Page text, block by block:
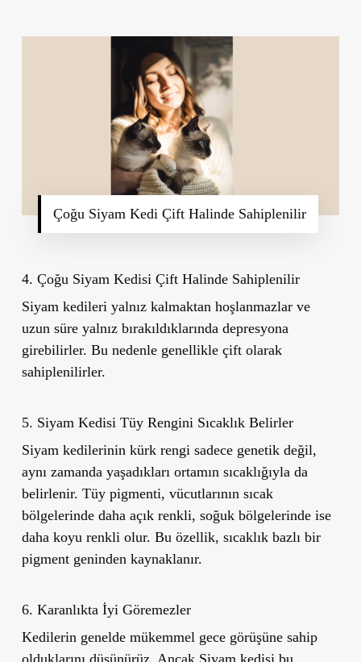
Çoğu Siyam Kedi Çift Halinde Sahiplenilir
4. Çoğu Siyam Kedisi Çift Halinde Sahiplenilir
Siyam kedileri yalnız kalmaktan hoşlanmazlar ve
uzun süre yalnız bırakıldıklarında depresyona
girebilirler. Bu nedenle genellikle çift olarak
sahiplenilirler.
5. Siyam Kedisi Tüy Rengini Sıcaklık Belirler
Siyam kedilerinin kürk rengi sadece genetik değil,
aynı zamanda yaşadıkları ortamın sıcaklığıyla da
belirlenir. Tüy pigmenti, vücutlarının sıcak
bölgelerinde daha açık renkli, soğuk bölgelerinde ise
daha koyu renkli olur. Bu özellik, sıcaklık bazlı bir
pigment geninden kaynaklanır.
6. Karanlıkta İyi Göremezler
Kedilerin genelde mükemmel gece görüşüne sahip
olduklarını düşünürüz. Ancak Siyam kedisi bu